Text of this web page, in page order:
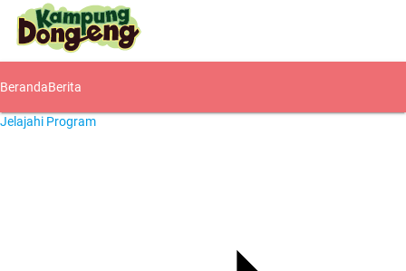
BerandaBerita
Jelajahi Program